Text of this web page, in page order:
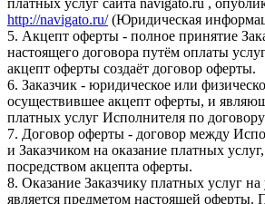
платных услуг сайта navigato.ru ,
http://navigato.ru/(Юридическая
5. Акцепт оферты - полное принятие
настоящего договора путём оплаты
акцепт оферты создаёт договор оферты.
6. Заказчик - юридическое или
осуществившее акцепт оферты, и
платных услуг Исполнителя по
7. Договор оферты - договор между
и Заказчиком на оказание платных
посредством акцепта оферты.
8. Оказание Заказчику платных услуг на
является предметом настоящей оферты.